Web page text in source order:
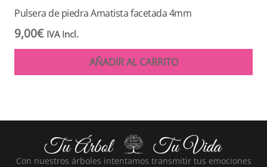
Pulsera de piedra Amatista facetada 4mm
9,00€ IVA Incl.
AÑADIR AL CARRITO
Con nuestros árboles intentamos transmitir tus emociones